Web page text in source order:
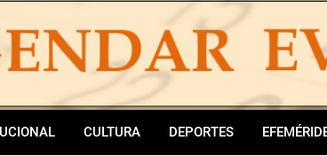
CULTURA DEPORTES